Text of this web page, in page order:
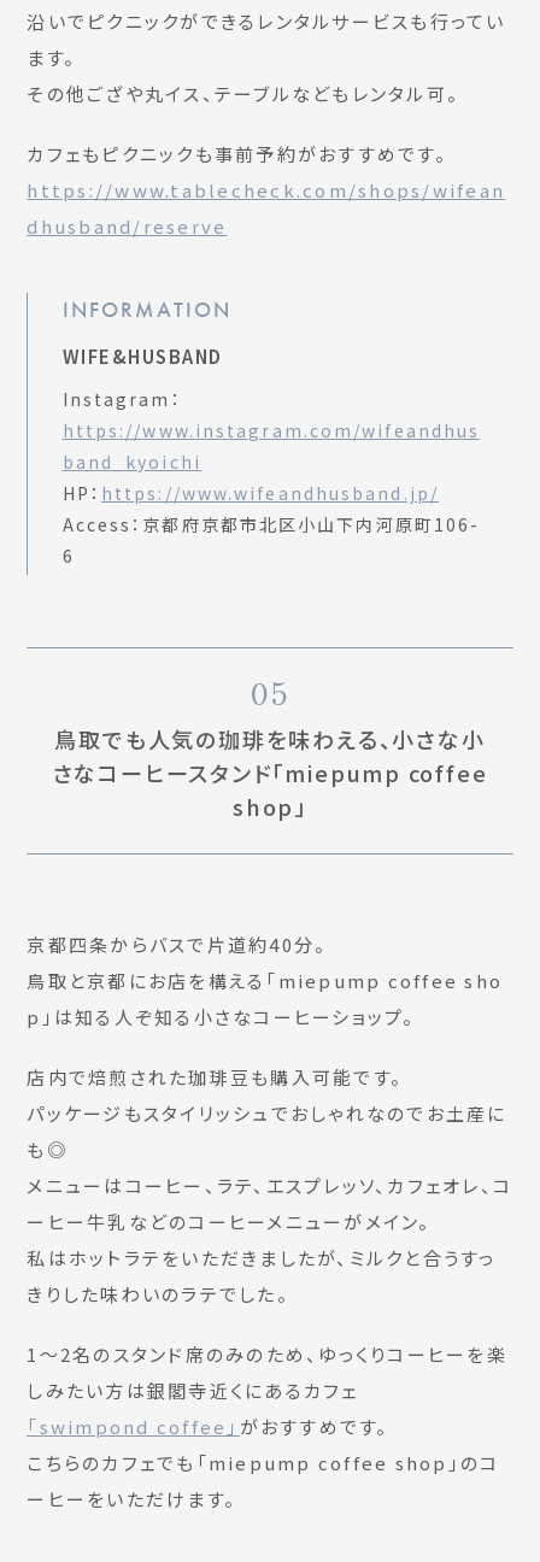
沿いでピクニックができるレンタルサービスも行ってい
ます。
その他ござや丸イス、テーブルなどもレンタル可。
カフェもピクニックも事前予約がおすすめです。
https://www.tablecheck.com/shops/wifean
dhusband/reserve
INFORMATION
WIFE&HUSBAND
Instagram：
https://www.instagram.com/wifeandhus
band_kyoichi
HP： https://www.wifeandhusband.jp/
Access：京都府京都市北区小山下内河原町106-
6
05
鳥取でも人気の珈琲を味わえる、小さな小
さなコーヒースタンド「miepump coffee
shop」
京都四条からバスで片道約40分。
鳥取と京都にお店を構える「miepump coffee sho
p」は知る人ぞ知る小さなコーヒーショップ。
店内で焙煎された珈琲豆も購入可能です。
パッケージもスタイリッシュでおしゃれなのでお土産に
も◎
メニューはコーヒー、ラテ、エスプレッソ、カフェオレ、コ
ーヒー牛乳などのコーヒーメニューがメイン。
私はホットラテをいただきましたが、ミルクと合うすっ
きりした味わいのラテでした。
1〜2名のスタンド席のみのため、ゆっくりコーヒーを楽
しみたい方は銀閣寺近くにあるカフェ
「swimpond coffee」 がおすすめです。
こちらのカフェでも「miepump coffee shop」のコ
ーヒーをいただけます。